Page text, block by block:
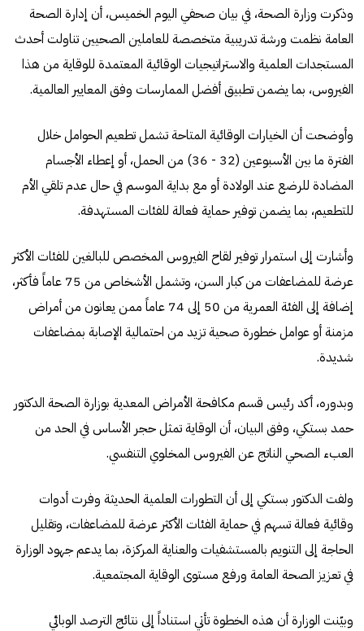
وذكرت وزارة الصحة، في بيان صحفي اليوم الخميس، أن إدارة الصحة
العامة نظمت ورشة تدريبية متخصصة للعاملين الصحيين تناولت أحدث
المستجدات العلمية والاستراتيجيات الوقائية المعتمدة للوقاية من هذا
الفيروس، بما يضمن تطبيق أفضل الممارسات وفق المعايير العالمية.
وأوضحت أن الخيارات الوقائية المتاحة تشمل تطعيم الحوامل خلال
الفترة ما بين الأسبوعين (32 - 36) من الحمل، أو إعطاء الأجسام
المضادة للرضع عند الولادة أو مع بداية الموسم في حال عدم تلقي الأم
للتطعيم، بما يضمن توفير حماية فعالة للفئات المستهدفة.
وأشارت إلى استمرار توفير لقاح الفيروس المخصص للبالغين للفئات الأكثر
عرضة للمضاعفات من كبار السن، وتشمل الأشخاص من 75 عاماً فأكثر،
إضافة إلى الفئة العمرية من 50 إلى 74 عاماً ممن يعانون من أمراض
مزمنة أو عوامل خطورة صحية تزيد من احتمالية الإصابة بمضاعفات
شديدة.
وبدوره، أكد رئيس قسم مكافحة الأمراض المعدية بوزارة الصحة الدكتور
حمد بستكي، وفق البيان، أن الوقاية تمثل حجر الأساس في الحد من
العبء الصحي الناتج عن الفيروس المخلوي التنفسي.
ولفت الدكتور بستكي إلى أن التطورات العلمية الحديثة وفرت أدوات
وقائية فعالة تسهم في حماية الفئات الأكثر عرضة للمضاعفات، وتقليل
الحاجة إلى التنويم بالمستشفيات والعناية المركزة، بما يدعم جهود الوزارة
في تعزيز الصحة العامة ورفع مستوى الوقاية المجتمعية.
وبيّنت الوزارة أن هذه الخطوة تأتي استناداً إلى نتائج الترصد الوبائي